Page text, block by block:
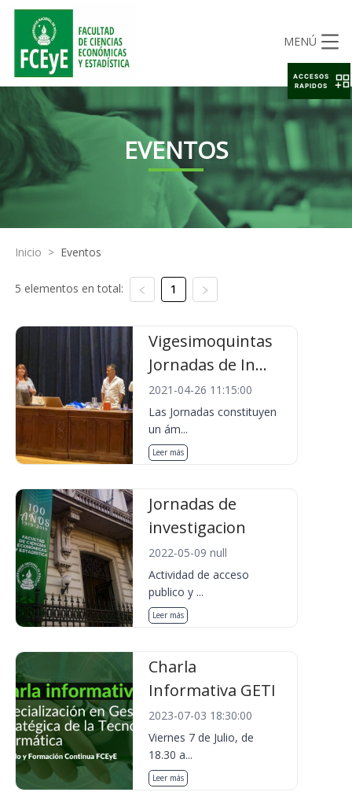
MENÚ
EVENTOS
Inicio > Eventos
5 elementos en total: 1
Vigesimoquintas
Jornadas de In...
2021-04-26 11:15:00
Las Jornadas constituyen
un ám...
Leer más
Jornadas de
investigacion
2022-05-09 null
Actividad de acceso
publico y ...
Leer más
Charla
Informativa GETI
2023-07-03 18:30:00
Viernes 7 de Julio, de
18.30 a...
Leer más
ACCESOS
RAPIDOS